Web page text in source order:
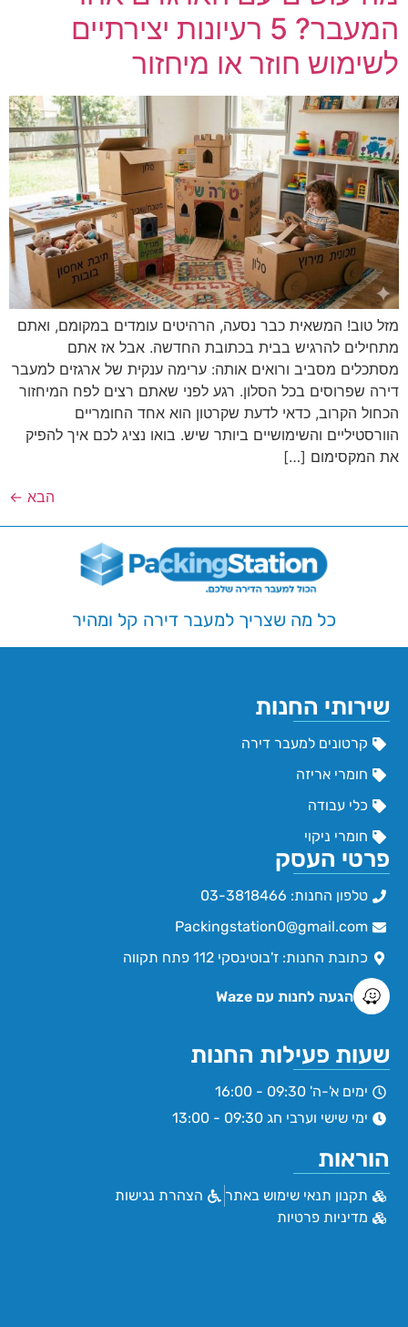
המעבר? 5 רעיונות יצירתיים
לשימוש חוזר או מיחזור
מזל טוב! המשאית כבר נסעה, הרהיטים עומדים במקומם, ואתם
מתחילים להרגיש בבית בכתובת החדשה. אבל אז אתם
מסתכלים מסביב ורואים אותה: ערימה ענקית של ארגזים למעבר
דירה שפרוסים בכל הסלון. רגע לפני שאתם רצים לפח המיחזור
הכחול הקרוב, כדאי לדעת שקרטון הוא אחד החומריים
הוורסטיליים והשימושיים ביותר שיש. בואו נציג לכם איך להפיק
את המקסימום […]
הבא ←
כל מה שצריך למעבר דירה קל ומהיר
שירותי החנות
קרטונים למעבר דירה
חומרי אריזה
כלי עבודה
חומרי ניקוי
פרטי העסק
טלפון החנות: 03-3818466
Packingstation0@gmail.com
כתובת החנות: ז'בוטינסקי 112 פתח תקווה
הגעה לחנות עם Waze
שעות פעילות החנות
ימים א'-ה' 09:30 - 16:00
ימי שישי וערבי חג 09:30 - 13:00
הוראות
תקנון תנאי שימוש באתר
הצהרת נגישות
מדיניות פרטיות